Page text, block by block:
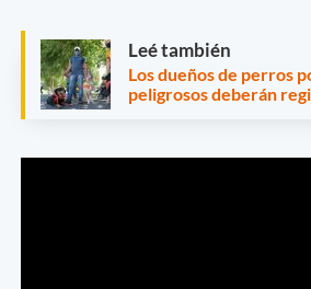
Leé también
Los dueños de perros
peligrosos deberán